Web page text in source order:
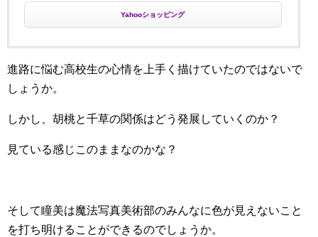
Yahooショッピング
進路に悩む高校生の心情を上手く描けていたのではないで
しょうか。
しかし、胡桃と千草の関係はどう発展していくのか？
見ている感じこのままなのかな？
そして瞳美は魔法写真美術部のみんなに色が見えないこと
を打ち明けることができるのでしょうか。